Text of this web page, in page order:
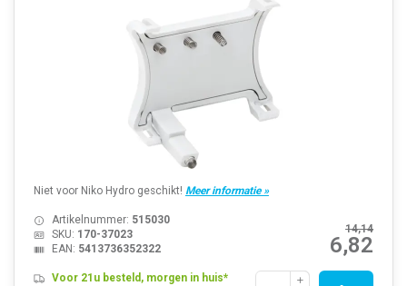
Niet voor Niko Hydro geschikt! Meer informatie »
14,14
6,82
Artikelnummer: 515030
SKU: 170-37023
EAN: 5413736352322
Voor 21u besteld, morgen in huis*